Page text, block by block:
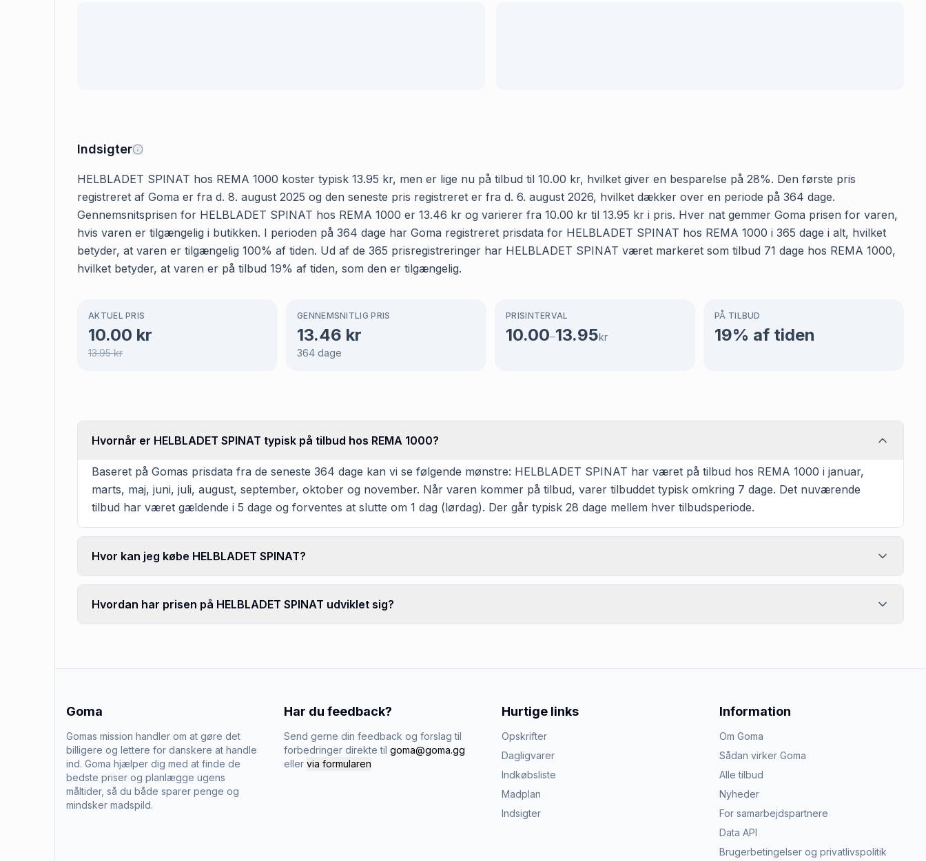
Indsigter
HELBLADET SPINAT hos REMA 1000 koster typisk 13.95 kr, men er lige nu på tilbud til 10.00 kr, hvilket giver en besparelse på 28%. Den første pris
registreret af Goma er fra d. 8. august 2025 og den seneste pris registreret er fra d. 6. august 2026, hvilket dækker over en periode på 364 dage.
Gennemsnitsprisen for HELBLADET SPINAT hos REMA 1000 er 13.46 kr og varierer fra 10.00 kr til 13.95 kr i pris. Hver nat gemmer Goma prisen for varen,
hvis varen er tilgængelig i butikken. I perioden på 364 dage har Goma registreret prisdata for HELBLADET SPINAT hos REMA 1000 i 365 dage i alt, hvilket
betyder, at varen er tilgængelig 100% af tiden. Ud af de 365 prisregistreringer har HELBLADET SPINAT været markeret som tilbud 71 dage hos REMA 1000,
hvilket betyder, at varen er på tilbud 19% af tiden, som den er tilgængelig.
AKTUEL PRIS
10.00 kr
13.95kr
GENNEMSNITLIG PRIS
13.46 kr
364 dage
PRISINTERVAL
10.00–13.95kr
PÅ TILBUD
19% af tiden
Hvornår er HELBLADET SPINAT typisk på tilbud hos REMA 1000?
Baseret på Gomas prisdata fra de seneste 364 dage kan vi se følgende mønstre: HELBLADET SPINAT har været på tilbud hos REMA 1000 i januar,
marts, maj, juni, juli, august, september, oktober og november. Når varen kommer på tilbud, varer tilbuddet typisk omkring 7 dage. Det nuværende
tilbud har været gældende i 5 dage og forventes at slutte om 1 dag (lørdag). Der går typisk 28 dage mellem hver tilbudsperiode.
Hvor kan jeg købe HELBLADET SPINAT?
Hvordan har prisen på HELBLADET SPINAT udviklet sig?
Goma
Gomas mission handler om at gøre det
billigere og lettere for danskere at handle
ind. Goma hjælper dig med at finde de
bedste priser og planlægge ugens
måltider, så du både sparer penge og
mindsker madspild.
Har du feedback?
Send gerne din feedback og forslag til
forbedringer direkte til goma@goma.gg
eller via formularen
Hurtige links
Opskrifter
Dagligvarer
Indkøbsliste
Madplan
Indsigter
Information
Om Goma
Sådan virker Goma
Alle tilbud
Nyheder
For samarbejdspartnere
Data API
Brugerbetingelser og privatlivspolitik